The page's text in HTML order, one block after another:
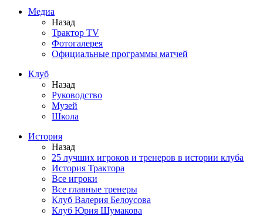
Медиа
Назад
Трактор TV
Фотогалерея
Официальные программы матчей
Клуб
Назад
Руководство
Музей
Школа
История
Назад
25 лучших игроков и тренеров в истории клуба
История Трактора
Все игроки
Все главные тренеры
Клуб Валерия Белоусова
Клуб Юрия Шумакова